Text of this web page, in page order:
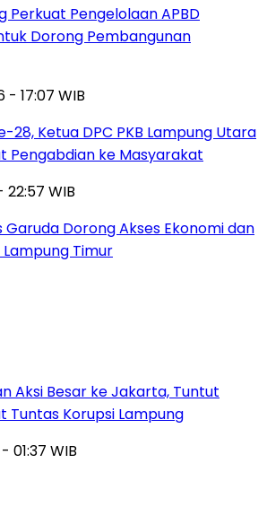
Perkuat Pengelolaan APBD
Dorong Pembangunan
- 17:07 WIB
28, Ketua DPC PKB Lampung Utara
Pengabdian ke Masyarakat
22:57 WIB
Dorong Akses Ekonomi dan
Timur
Aksi Besar ke Jakarta, Tuntut
Tuntas Korupsi Lampung
01:37 WIB